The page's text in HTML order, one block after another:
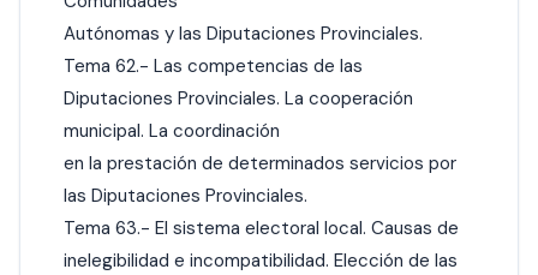
Autónomas y las Diputaciones Provinciales.
Tema 62.- Las competencias de las
Diputaciones Provinciales. La cooperación
municipal. La coordinación
en la prestación de determinados servicios por
las Diputaciones Provinciales.
Tema 63.- El sistema electoral local. Causas de
inelegibilidad e incompatibilidad. Elección de las